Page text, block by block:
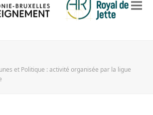
et Politique : activité organisée par la ligue